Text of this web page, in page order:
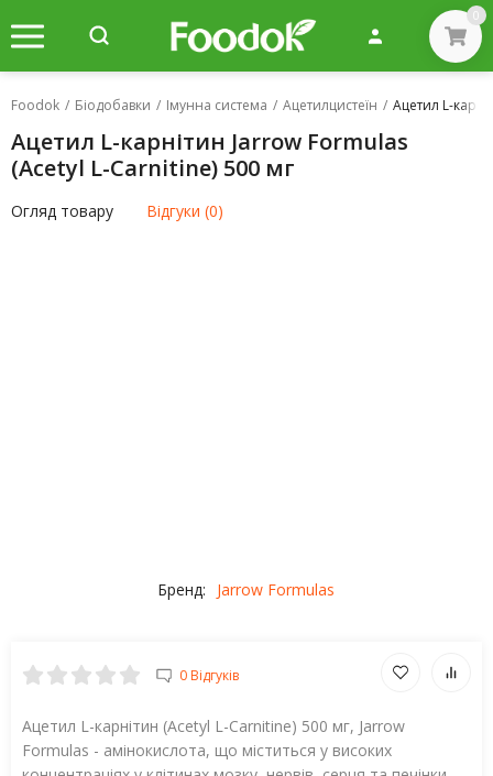
0
Foodok / Біодобавки / Імунна система / Ацетилцистеїн / Ацетил L-
Ацетил L-карнітин Jarrow Formulas
(Acetyl L-Carnitine) 500 мг
Огляд товару Відгуки (0)
Бренд: Jarrow Formulas
0 Відгуків
Ацетил L-карнітин (Acetyl L-Carnitine) 500 мг, Jarrow
Formulas - амінокислота, що міститься у високих